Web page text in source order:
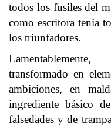
todos los fusiles del
como escritora tenía
los triunfadores.
transformado en
ambiciones, en
ingrediente básico
falsedades y de